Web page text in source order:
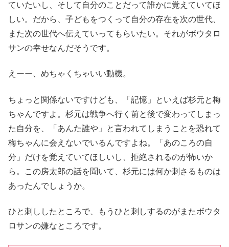
ていたいし、そして自分のことだって誰かに覚えていてほ
しい。だから、子どもをつくって自分の存在を次の世代、
また次の世代へ伝えていってもらいたい。それがボウタロ
サンの幸せなんだそうです。
えーー、めちゃくちゃいい動機。
ちょっと関係ないですけども、「記憶」といえば杉元と梅
ちゃんですよ。杉元は戦争へ行く前と後で変わってしまっ
た自分を、「あんた誰や」と言われてしまうことを恐れて
梅ちゃんに会えないでいるんですよね。「あのころの自
分」だけを覚えていてほしいし、拒絶されるのが怖いか
ら。この房太郎の話を聞いて、杉元には何か刺さるものは
あったんでしょうか。
ひと刺ししたところで、もうひと刺しするのがまたボウタ
ロサンの嫌なところです。